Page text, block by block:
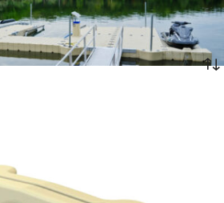
“Boven”